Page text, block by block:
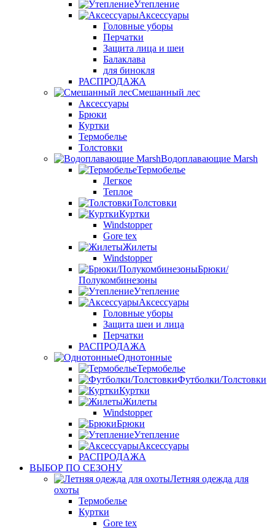
Утепление
Аксессуары
Головные уборы
Перчатки
Защита лица и шеи
Балаклава
для бинокля
РАСПРОДАЖА
Смешанный лес
Аксессуары
Брюки
Куртки
Термобелье
Толстовки
Водоплавающие Marsh
Термобелье
Легкое
Теплое
Толстовки
Куртки
Windstopper
Gore tex
Жилеты
Windstopper
Брюки/
Полукомбинезоны
Утепление
Аксессуары
Головные уборы
Защита шеи и лица
Перчатки
РАСПРОДАЖА
Однотонные
Термобелье
Футболки/Толстовки
Куртки
Жилеты
Windstopper
Брюки
Утепление
Аксессуары
РАСПРОДАЖА
ВЫБОР ПО СЕЗОНУ
Летняя одежда для
охоты
Термобелье
Куртки
Gore tex